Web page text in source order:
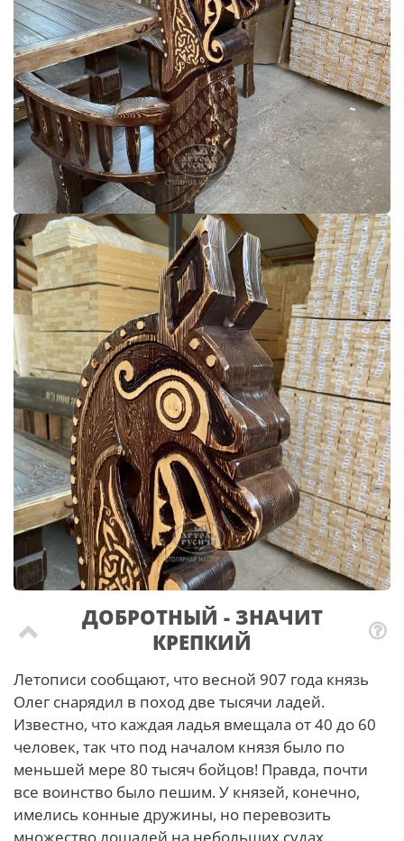
ДОБРОТНЫЙ - ЗНАЧИТ
КРЕПКИЙ
Летописи сообщают, что весной 907 года князь
Олег снарядил в поход две тысячи ладей.
Известно, что каждая ладья вмещала от 40 до 60
человек, так что под началом князя было по
меньшей мере 80 тысяч бойцов! Правда, почти
все воинство было пешим. У князей, конечно,
имелись конные дружины, но перевозить
множество лошадей на небольших судах,